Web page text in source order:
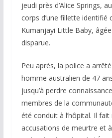
jeudi près d’Alice Springs,
corps d’une fillette identifié
Kumanjayi Little Baby,
disparue.
Peu après, la police a
homme australien de 47
jusqu’à perdre
membres de la
été conduit à l’hôpital. Il
accusations de meurtre et